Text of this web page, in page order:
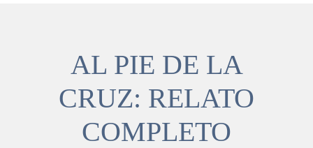
AL PIE DE LA
CRUZ: RELATO
COMPLETO